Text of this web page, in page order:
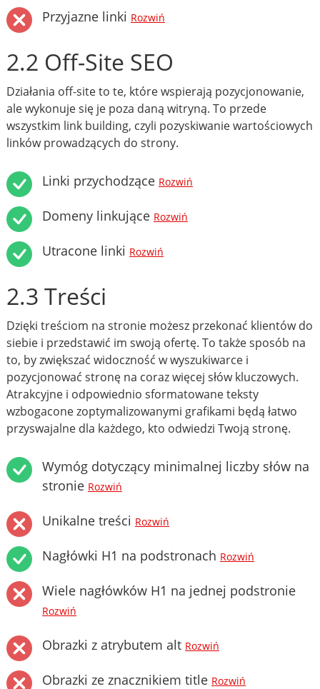
Przyjazne linki Rozwiń
2.2 Off-Site SEO
Działania off-site to te, które wspierają pozycjonowanie,
ale wykonuje się je poza daną witryną. To przede
wszystkim link building, czyli pozyskiwanie wartościowych
linków prowadzących do strony.
Linki przychodzące Rozwiń
Domeny linkujące Rozwiń
Utracone linki Rozwiń
2.3 Treści
Dzięki treściom na stronie możesz przekonać klientów do
siebie i przedstawić im swoją ofertę. To także sposób na
to, by zwiększać widoczność w wyszukiwarce i
pozycjonować stronę na coraz więcej słów kluczowych.
Atrakcyjne i odpowiednio sformatowane teksty
wzbogacone zoptymalizowanymi grafikami będą łatwo
przyswajalne dla każdego, kto odwiedzi Twoją stronę.
Wymóg dotyczący minimalnej liczby słów na
stronie Rozwiń
Unikalne treści Rozwiń
Nagłówki H1 na podstronach Rozwiń
Wiele nagłówków H1 na jednej podstronie
Rozwiń
Obrazki z atrybutem alt Rozwiń
Obrazki ze znacznikiem title Rozwiń